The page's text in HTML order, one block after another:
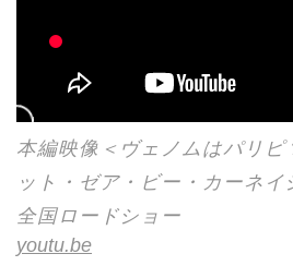
本編映像＜ヴェノムはパリピ
ット・ゼア・ビー・カーネイ
全国ロードショー
youtu.be